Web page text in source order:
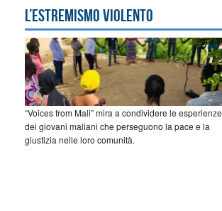
l’estremismo violento
“Voices from Mali” mira a condividere le esperienze
dei giovani maliani che perseguono la pace e la
giustizia nelle loro comunità.